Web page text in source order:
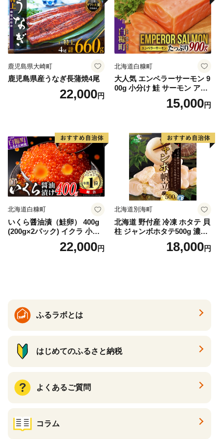
鹿児島県大崎町
鹿児島県産うなぎ長蒲焼4尾
22,000円
北海道白糠町
大人気 エンペラーサーモン 9
00g 小分け 鮭 サーモン アト
ランティックサーモン 水産
庁長官賞 受賞 さけ シャケ し
満足 美味しい 贈答 生食用 刺
身 お刺身 刺し身 魚介類 海鮮
冷凍 厚切り 薄切り ふるさと
納税 ふるさとチョイス チョ
イス 北海道 白糠町
15,000円
北海道白糠町
いくら醤油漬（鮭卵） 400g
(200g×2パック) イクラ 小分
け いくら醤油漬 鮭いくら い
くら醤油漬け 鮭 鮭卵 ikura
22,000円
北海道別海町
北海道 野付産 冷凍 ホタテ 貝
柱 ジャンボホタテ500g 濃厚
な旨味と甘み （ほたて ホタ
テ 帆立 貝柱 ホタテ貝柱 大玉
18,000円
ふるラボとは
はじめてのふるさと納税
よくあるご質問
コラム